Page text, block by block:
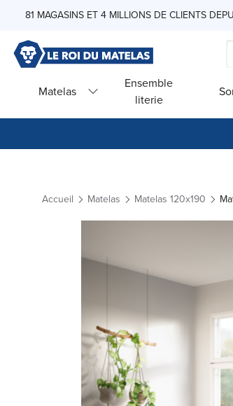
Skip to Content
81 MAGASINS ET 4 MILLIONS DE CLIENTS
Matelas
Ensemble
literie
Accueil Matelas Matelas 120x190